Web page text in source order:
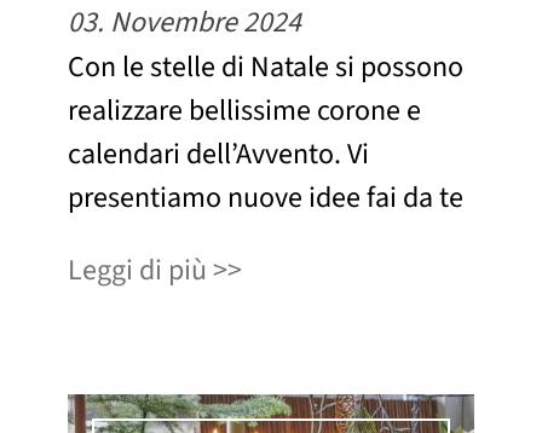
03. Novembre 2024
Con le stelle di Natale si possono
realizzare bellissime corone e
calendari dell’Avvento. Vi
presentiamo nuove idee fai da te
Leggi di più